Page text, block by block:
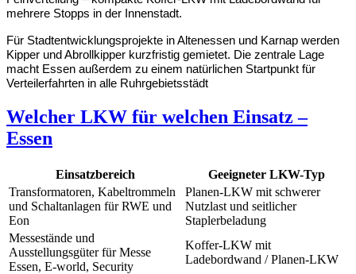
mehrere Stopps in der Innenstadt.
Für Stadtentwicklungsprojekte in Altenessen und Karnap werden
Kipper und Abrollkipper kurzfristig gemietet. Die zentrale Lage
macht Essen außerdem zu einem natürlichen Startpunkt für
Verteilerfahrten in alle Ruhrgebietsstädt
Welcher LKW für welchen Einsatz –
Essen
Einsatzbereich
Geeigneter LKW-Typ
Transformatoren, Kabeltrommeln
und Schaltanlagen für RWE und
Eon
Planen-LKW mit schwerer
Nutzlast und seitlicher
Staplerbeladung
Messestände und
Ausstellungsgüter für Messe
Essen, E-world, Security
Koffer-LKW mit
Ladebordwand / Planen-LKW